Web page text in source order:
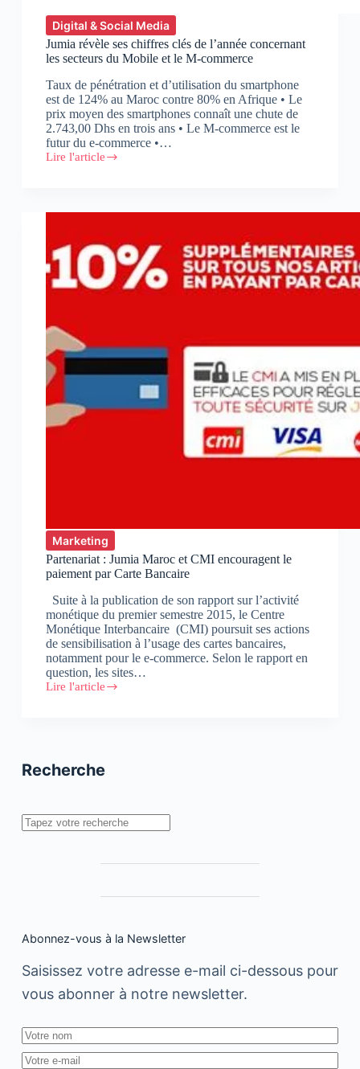
Digital & Social Media
Jumia révèle ses chiffres clés de l’année concernant
les secteurs du Mobile et le M-commerce
Taux de pénétration et d’utilisation du smartphone
est de 124% au Maroc contre 80% en Afrique • Le
prix moyen des smartphones connaît une chute de
2.743,00 Dhs en trois ans • Le M-commerce est le
futur du e-commerce •…
Lire l'article
Jumia
l’année
concernant
les
secteurs
et
M-
commerce
Marketing
Partenariat : Jumia Maroc et CMI encouragent le
paiement par Carte Bancaire
Suite à la publication de son rapport sur l’activité
monétique du premier semestre 2015, le Centre
Monétique Interbancaire (CMI) poursuit ses actions
de sensibilisation à l’usage des cartes bancaires,
notamment pour le e-commerce. Selon le rapport en
question, les sites…
Lire l'article
Partenariat
encouragent
par
Carte
Recherche
Rechercher
Abonnez-vous à la Newsletter
Saisissez votre adresse e-mail ci-dessous pour
vous abonner à notre newsletter.